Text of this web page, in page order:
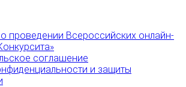
проведении Всероссийских онлайн-
соглашение
и защиты